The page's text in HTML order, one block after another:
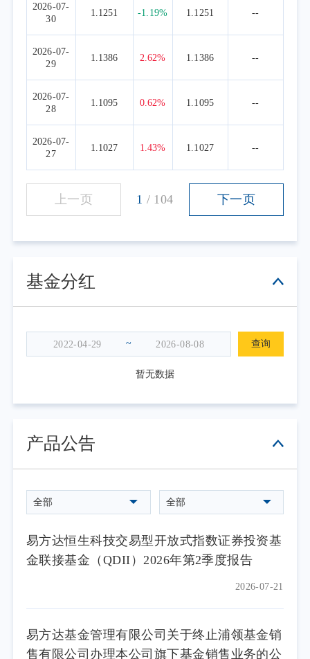
2026-07-
30
1.1251 -1.19% 1.1251 --
2026-07-
29
1.1386 2.62% 1.1386 --
2026-07-
28
1.1095 0.62% 1.1095 --
2026-07-
27
1.1027 1.43% 1.1027 --
上一页 1 / 104 下一页
基金分红
~ 查询
暂无数据
产品公告
全部 全部
易方达恒生科技交易型开放式指数证券投资基
金联接基金（QDII）2026年第2季度报告
2026-07-21
易方达基金管理有限公司关于终止浦领基金销
售有限公司办理本公司旗下基金销售业务的公